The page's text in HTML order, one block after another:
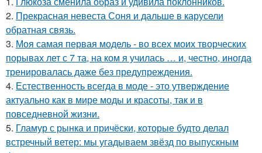
2. Прекрасная невеста Соня и дальше в карусели
обратная связь.
3. Моя самая первая модель - во всех моих творческих
порывах лет с 7 та, на ком я училась … и, честно, иногда
тренировалась даже без предупреждения.
4. Естественность всегда в моде - это утверждение
актуально как в мире моды и красоты, так и в
повседневной жизни.
5. Гламур с рынка и причёски, которые будто делал
встречный ветер: мы угадываем звёзд по выпускным